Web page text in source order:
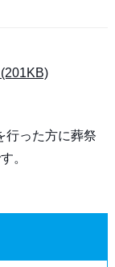
行った方に葬祭
。